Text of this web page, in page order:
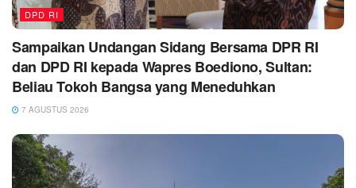
DPD RI
Sampaikan Undangan Sidang Bersama DPR RI
dan DPD RI kepada Wapres Boediono, Sultan:
Beliau Tokoh Bangsa yang Meneduhkan
7 AGUSTUS 2026